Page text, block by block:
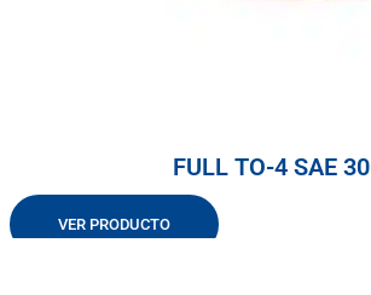
FULL TO-4 SAE 30
VER PRODUCTO